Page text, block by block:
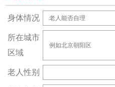
身体情况
所在城市
区域
老人性别